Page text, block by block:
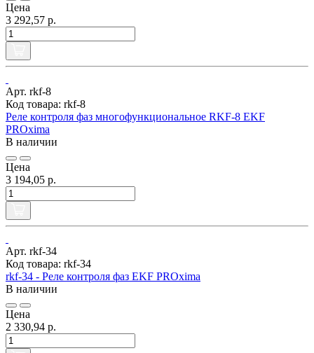
Цена
3 292,57 р.
Арт. rkf-8
Код товара: rkf-8
Реле контроля фаз многофункциональное RKF-8 EKF
PROxima
В наличии
Цена
3 194,05 р.
Арт. rkf-34
Код товара: rkf-34
rkf-34 - Реле контроля фаз EKF PROxima
В наличии
Цена
2 330,94 р.